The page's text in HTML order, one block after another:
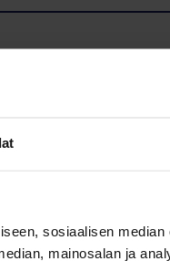
sosiaalisen
mainosalan ja
on
selviytymistä